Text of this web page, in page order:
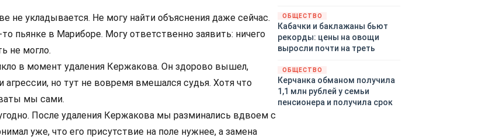
не укладывается. Не могу найти объяснения даже сейчас.
пьянке в Мариборе. Могу ответственно заявить: ничего
не могло.
в момент удаления Кержакова. Он здорово вышел,
агрессии, но тут не вовремя вмешался судья. Хотя что
мы сами.
После удаления Кержакова мы разминались вдвоем с
уже, что его присутствие на поле нужнее, а замена
ОБЩЕСТВО
Кабачки и баклажаны бьют
рекорды: цены на овощи
выросли почти на треть
ОБЩЕСТВО
Керчанка обманом получила
1,1 млн рублей у семьи
пенсионера и получила срок